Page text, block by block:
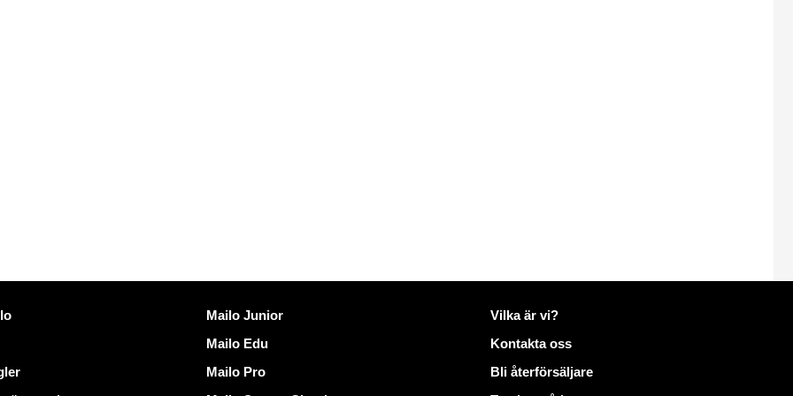
Upptäck Mailo
Mailo Junior
Mailo Edu
Mailo Pro
Mer information på Mailo
Vilka är vi?
Kontakta oss
Bli återförsäljare